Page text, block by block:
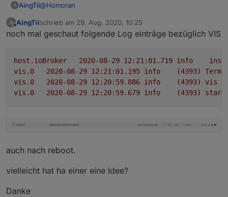
A AingTii@Homoran
Guten Morgen,
ich habe Gestern mal wieder alle Updates gefahren die
im Browser noch in der App
eine Anzeige, in der App findet er das Projekt nicht.
Dann eben downgrade weil nicth anders möglich auf
3.07 dann wurde update auf 3.09
angezeigt, installiert.
Leider komme ich immer noch nicht auf die VIS
Habe auch schon VIS und Web gestoppt udn neu
gestartet, leider nichts gebracht.
Muss ich da sonst noch was machen?
Danke
Ergänzung, den JS-Controller habe ich auch von 2.xx
A
Offline
AingTiischrieb am 29. Aug. 2020, 10:25
zuletzt editiert von
noch mal geschaut folgende Log einträge bezüglich VIS
host.ioBroker info
vis.0
info (4393)
vis.0
info (4393) vis
vis.0
info (4393)
auch nach reboot.
vielleicht hat ha einer eine Idee?
Danke